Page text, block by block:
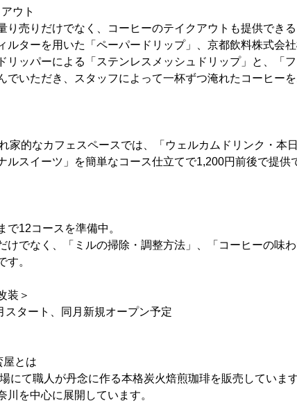
ウト
り売りだけでなく、コーヒーのテイクアウトも提供できる
ルターを用いた「ペーパードリップ」、京都飲料株式会
リッパーによる「ステンレスメッシュドリップ」と、「
でいただき、スタッフによって一杯ずつ淹れたコーヒー
家的なカフェスペースでは、「ウェルカムドリンク・本
ルスイーツ」を簡単なコース仕立てで1,200円前後で提供
で12コースを準備中。
けでなく、「ミルの掃除・調整方法」、「コーヒーの味
す。
装＞
スタート、同月新規オープン予定
とは
にて職人が丹念に作る本格炭火焙煎珈琲を販売していま
川を中心に展開しています。